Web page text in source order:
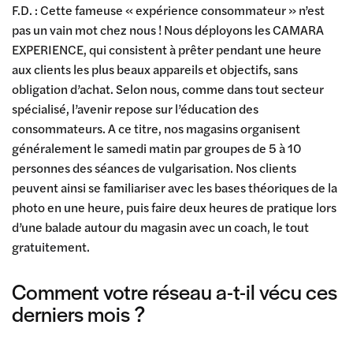
F.D. : Cette fameuse « expérience consommateur » n’est
pas un vain mot chez nous ! Nous déployons les CAMARA
EXPERIENCE, qui consistent à prêter pendant une heure
aux clients les plus beaux appareils et objectifs, sans
obligation d’achat. Selon nous, comme dans tout secteur
spécialisé, l’avenir repose sur l’éducation des
consommateurs. A ce titre, nos magasins organisent
généralement le samedi matin par groupes de 5 à 10
personnes des séances de vulgarisation. Nos clients
peuvent ainsi se familiariser avec les bases théoriques de la
photo en une heure, puis faire deux heures de pratique lors
d’une balade autour du magasin avec un coach, le tout
gratuitement.
Comment votre réseau a-t-il vécu ces
derniers mois ?